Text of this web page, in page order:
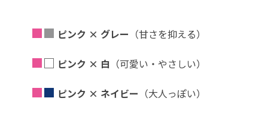
■■ ピンク × グレー （甘さを抑える）
■□ ピンク × 白 （可愛い・やさしい）
■■ ピンク × ネイビー （大人っぽい）